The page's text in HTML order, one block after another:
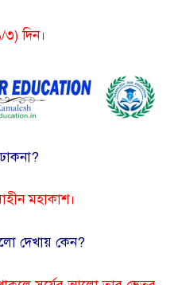
দিন।
মহাকাশ।
দেখায় কেন?